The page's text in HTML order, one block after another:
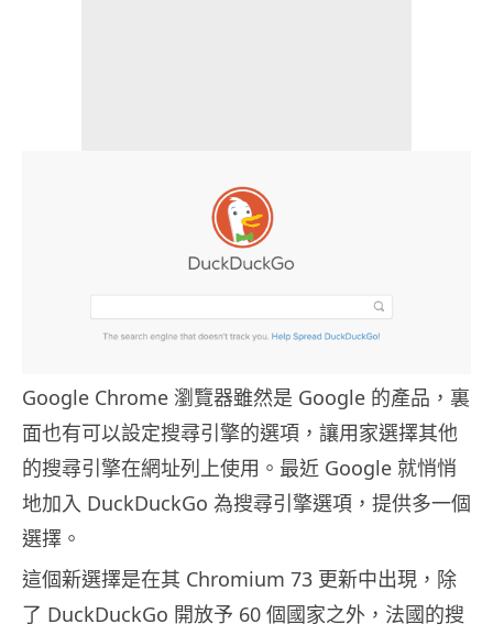
Google Chrome 瀏覽器雖然是 Google 的產品，裏
面也有可以設定搜尋引擎的選項，讓用家選擇其他
的搜尋引擎在網址列上使用。最近 Google 就悄悄
地加入 DuckDuckGo 為搜尋引擎選項，提供多一個
選擇。
這個新選擇是在其 Chromium 73 更新中出現，除
了 DuckDuckGo 開放予 60 個國家之外，法國的搜